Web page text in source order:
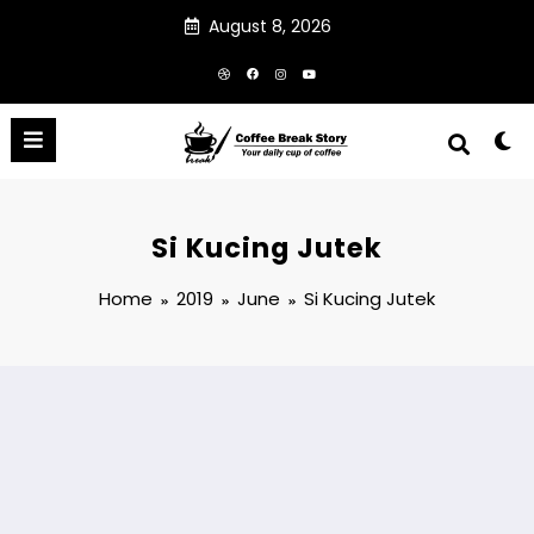
August 8, 2026
Si Kucing Jutek
Home 2019 June Si Kucing Jutek